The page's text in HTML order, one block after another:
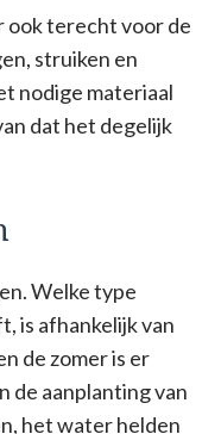
ook terecht voor de
struiken en
nodige materiaal
dat het degelijk
Welke type
is afhankelijk van
de zomer is er
de aanplanting van
het water helden